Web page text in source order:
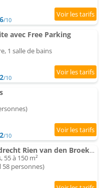
/10
avec Free Parking
1 salle de bains
/10
/10
Amsterdam / Loosdrecht Rien van den Broeke Village
55 à 150 m²
58 personnes)